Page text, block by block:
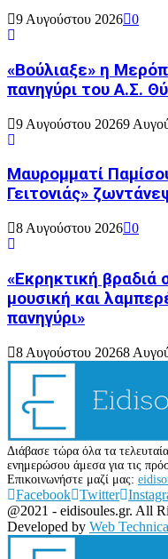
9 Αυγούστου 2026 0
«Βούλιαξε» η
πανηγύρι του Α.Σ.
9 Αυγούστου 20269
Μαυρομματί
Γειτονιάς»
8 Αυγούστου 2026 0
«Εκρηκτική βραδιά
μουσική και
πανηγύρι»
8 Αυγούστου 20268
Διάβασε τώρα όλα τα
ενημερώσου άμεσα για τις
Επικοινωνήστε μαζί μας:
Facebook Twitter
@2021 - eidisoules.gr. All
Developed by Web